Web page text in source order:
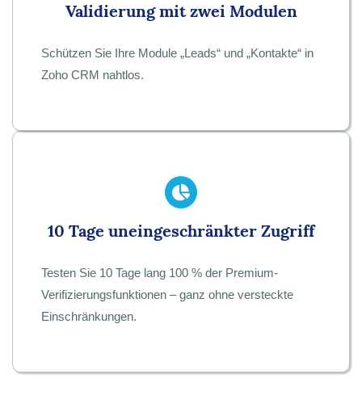
Validierung mit zwei Modulen
Schützen Sie Ihre Module „Leads“ und „Kontakte“ in
Zoho CRM nahtlos.
10 Tage uneingeschränkter Zugriff
Testen Sie 10 Tage lang 100 % der Premium-
Verifizierungsfunktionen – ganz ohne versteckte
Einschränkungen.